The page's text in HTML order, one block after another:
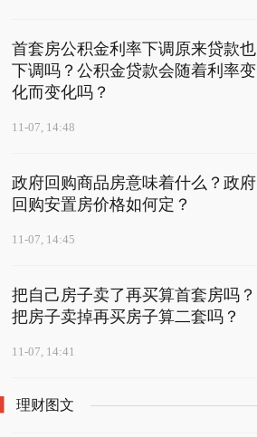
首套房公积金利率下调原来贷款也
下调吗？公积金贷款会随着利率变
化而变化吗？
11-07, 14:48
政府回购商品房意味着什么？政府
回购安置房价格如何定？
11-07, 14:45
把自己房子卖了再买算首套房吗？
把房子卖掉再买房子算二套吗？
11-07, 14:41
理财图文